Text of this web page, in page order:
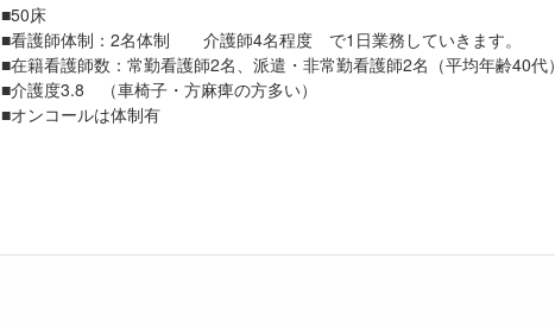
■50床
■看護師体制：2名体制 介護師4名程度 で1日業務していきます。
■在籍看護師数：常勤看護師2名、派遣・非常勤看護師2名（平均年齢40代）
■介護度3.8 （車椅子・方麻痺の方多い）
■オンコールは体制有